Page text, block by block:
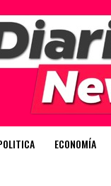
ECONOMÍA